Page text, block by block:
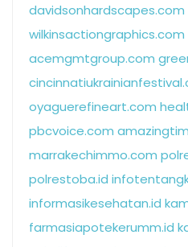
davidsonhardscapes.com
wilkinsactiongraphics.com
acemgmtgroup.com
oyaguerefineart.com
pbcvoice.com
marrakechimmo.com
polrestoba.id
informasikesehatan.id
farmasiapotekerumm.id